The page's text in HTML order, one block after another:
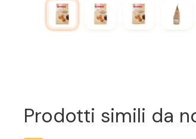
Prodotti simili da